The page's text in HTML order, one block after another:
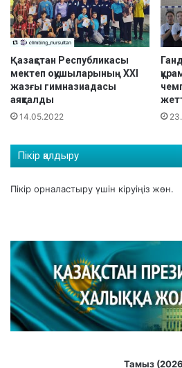
е
р
і
д
е
с
і
л
п
т
ы
р
Қазақстан Республикасы
мектеп оқушыларының XXI
жазғы гимназиадасы
аяқталды
14.05.2022
Пікір қалдыру
Пікір орналастыру үшін кіруіңіз жөн.
Тамыз